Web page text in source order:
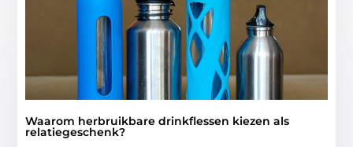
Waarom herbruikbare drinkflessen kiezen als
relatiegeschenk?